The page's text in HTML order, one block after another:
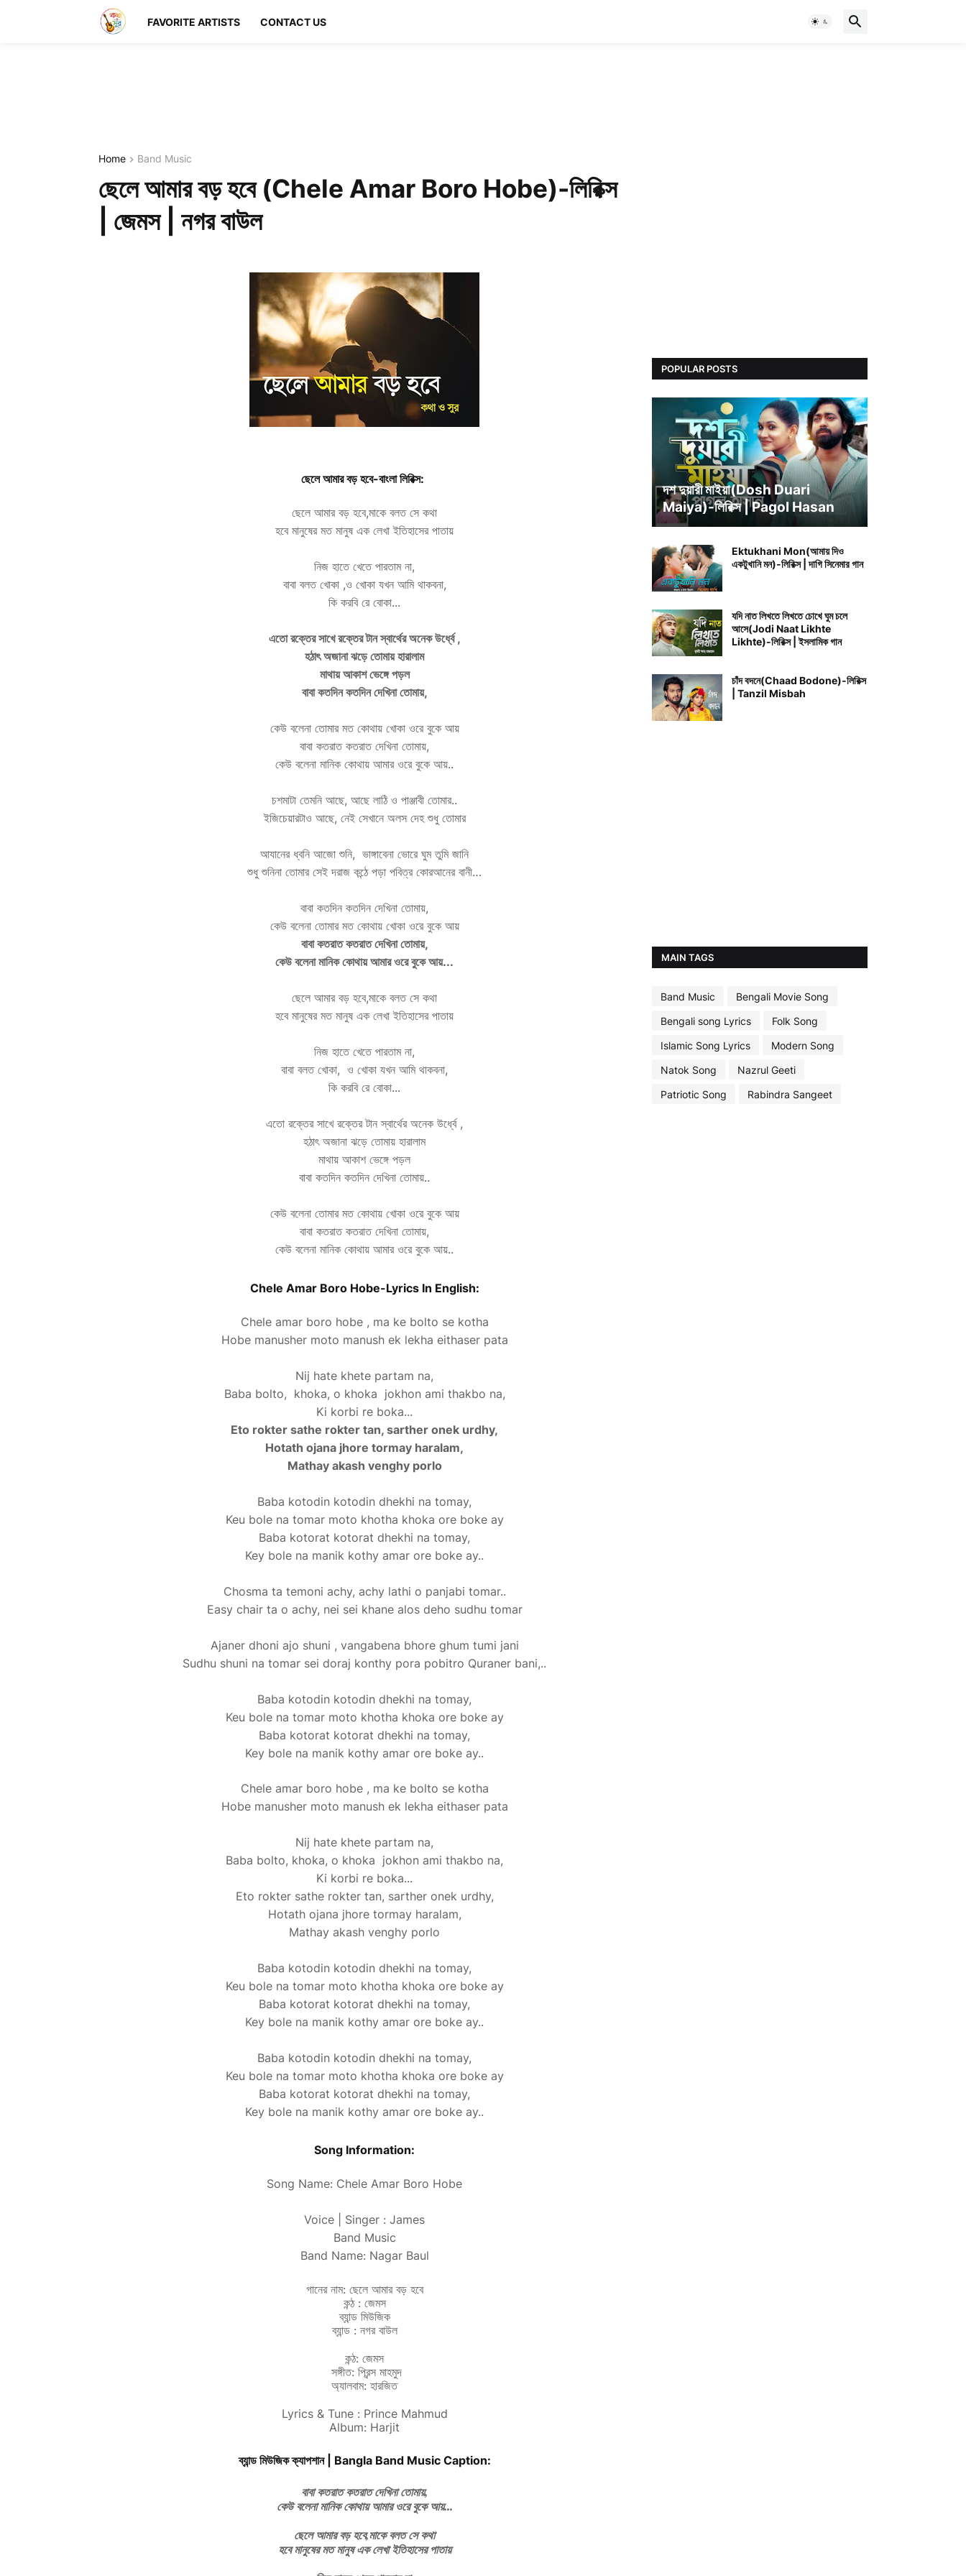
FAVORITE ARTISTS CONTACT US
Home Band Music
ছেলে আমার বড় হবে (Chele Amar Boro Hobe)-লিরিক্স
| জেমস | নগর বাউল
ছেলে আমার বড় হবে-বাংলা লিরিক্স:
ছেলে আমার বড় হবে,মাকে বলত সে কথা
হবে মানুষের মত মানুষ এক লেখা ইতিহাসের পাতায়
নিজ হাতে খেতে পারতাম না,
বাবা বলত খোকা ,ও খোকা যখন আমি থাকবনা,
কি করবি রে বোকা...
এতো রক্তের সাখে রক্তের টান স্বার্থের অনেক উর্ধ্বে ,
হঠাৎ অজানা ঝড়ে তোমায় হারালাম
মাথায় আকাশ ভেঙ্গে পড়ল
বাবা কতদিন কতদিন দেখিনা তোমায়,
কেউ বলেনা তোমার মত কোথায় খোকা ওরে বুকে আয়
বাবা কতরাত কতরাত দেখিনা তোমায়,
কেউ বলেনা মানিক কোথায় আমার ওরে বুকে আয়..
চশমাটা তেমনি আছে, আছে লাঠি ও পাঞ্জাবী তোমার..
ইজিচেয়ারটাও আছে, নেই সেখানে অলস দেহ শুধু তোমার
আযানের ধ্বনি আজো শুনি, ভাঙ্গাবেনা ভোরে ঘুম তুমি জানি
শুধু শুনিনা তোমার সেই দরাজ কন্ঠে পড়া পবিত্র কোরআনের বানী…
বাবা কতদিন কতদিন দেখিনা তোমায়,
কেউ বলেনা তোমার মত কোথায় খোকা ওরে বুকে আয়
বাবা কতরাত কতরাত দেখিনা তোমায়,
কেউ বলেনা মানিক কোথায় আমার ওরে বুকে আয়...
ছেলে আমার বড় হবে,মাকে বলত সে কথা
হবে মানুষের মত মানুষ এক লেখা ইতিহাসের পাতায়
নিজ হাতে খেতে পারতাম না,
বাবা বলত খোকা, ও খোকা যখন আমি থাকবনা,
কি করবি রে বোকা...
এতো রক্তের সাখে রক্তের টান স্বার্থের অনেক উর্ধ্বে ,
হঠাৎ অজানা ঝড়ে তোমায় হারালাম
মাথায় আকাশ ভেঙ্গে পড়ল
বাবা কতদিন কতদিন দেখিনা তোমায়..
কেউ বলেনা তোমার মত কোথায় খোকা ওরে বুকে আয়
বাবা কতরাত কতরাত দেখিনা তোমায়,
কেউ বলেনা মানিক কোথায় আমার ওরে বুকে আয়..
Chele Amar Boro Hobe-Lyrics In English:
Chele amar boro hobe , ma ke bolto se kotha
Hobe manusher moto manush ek lekha eithaser pata
Nij hate khete partam na,
Baba bolto, khoka, o khoka jokhon ami thakbo na,
Ki korbi re boka...
Eto rokter sathe rokter tan, sarther onek urdhy,
Hotath ojana jhore tormay haralam,
Mathay akash venghy porlo
Baba kotodin kotodin dhekhi na tomay,
Keu bole na tomar moto khotha khoka ore boke ay
Baba kotorat kotorat dhekhi na tomay,
Key bole na manik kothy amar ore boke ay..
Chosma ta temoni achy, achy lathi o panjabi tomar..
Easy chair ta o achy, nei sei khane alos deho sudhu tomar
Ajaner dhoni ajo shuni , vangabena bhore ghum tumi jani
Sudhu shuni na tomar sei doraj konthy pora pobitro Quraner bani,..
Baba kotodin kotodin dhekhi na tomay,
Keu bole na tomar moto khotha khoka ore boke ay
Baba kotorat kotorat dhekhi na tomay,
Key bole na manik kothy amar ore boke ay..
Chele amar boro hobe , ma ke bolto se kotha
Hobe manusher moto manush ek lekha eithaser pata
Nij hate khete partam na,
Baba bolto, khoka, o khoka jokhon ami thakbo na,
Ki korbi re boka...
Eto rokter sathe rokter tan, sarther onek urdhy,
Hotath ojana jhore tormay haralam,
Mathay akash venghy porlo
Baba kotodin kotodin dhekhi na tomay,
Keu bole na tomar moto khotha khoka ore boke ay
Baba kotorat kotorat dhekhi na tomay,
Key bole na manik kothy amar ore boke ay..
Baba kotodin kotodin dhekhi na tomay,
Keu bole na tomar moto khotha khoka ore boke ay
Baba kotorat kotorat dhekhi na tomay,
Key bole na manik kothy amar ore boke ay..
Song Information:
Song Name: Chele Amar Boro Hobe
Voice | Singer : James
Band Music
Band Name: Nagar Baul
গানের নাম: ছেলে আমার বড় হবে
কন্ঠ : জেমস
ব্যান্ড মিউজিক
ব্যান্ড : নগর বাউল
কন্ঠ: জেমস
সঙ্গীত: প্রিন্স মাহমুদ
অ্যালবাম: হারজিত
Lyrics & Tune : Prince Mahmud
Album: Harjit
ব্যান্ড মিউজিক ক্যাপশান | Bangla Band Music Caption:
বাবা কতরাত কতরাত দেখিনা তোমায়,
কেউ বলেনা মানিক কোথায় আমার ওরে বুকে আয়...
ছেলে আমার বড় হবে,মাকে বলত সে কথা
হবে মানুষের মত মানুষ এক লেখা ইতিহাসের পাতায়
POPULAR POSTS
BENGALI SONG LYRICS
দশ দুয়ারী মাইয়া(Dosh Duari
Maiya)-লিরিক্স | Pagol Hasan
Ektukhani Mon(আমায় দিও
একটুখানি মন)-লিরিক্স | দাগি সিনেমার গান
যদি নাত লিখতে লিখতে চোখে ঘুম চলে
আসে(Jodi Naat Likhte
Likhte)-লিরিক্স | ইসলামিক গান
চাঁদ বদনে(Chaad Bodone)-লিরিক্স
| Tanzil Misbah
MAIN TAGS
Band Music
Bengali Movie Song
Bengali song Lyrics
Folk Song
Islamic Song Lyrics
Modern Song
Natok Song
Nazrul Geeti
Patriotic Song
Rabindra Sangeet